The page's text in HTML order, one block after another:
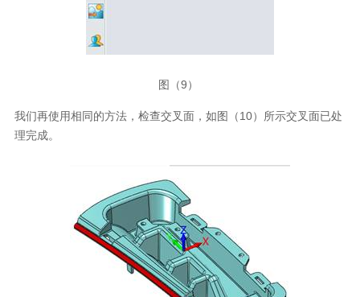
图（9）
我们再使用相同的方法，检查交叉面，如图（10）所示交叉面已处
理完成。